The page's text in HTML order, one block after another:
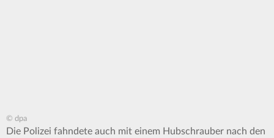
© dpa
Die Polizei fahndete auch mit einem Hubschrauber nach den